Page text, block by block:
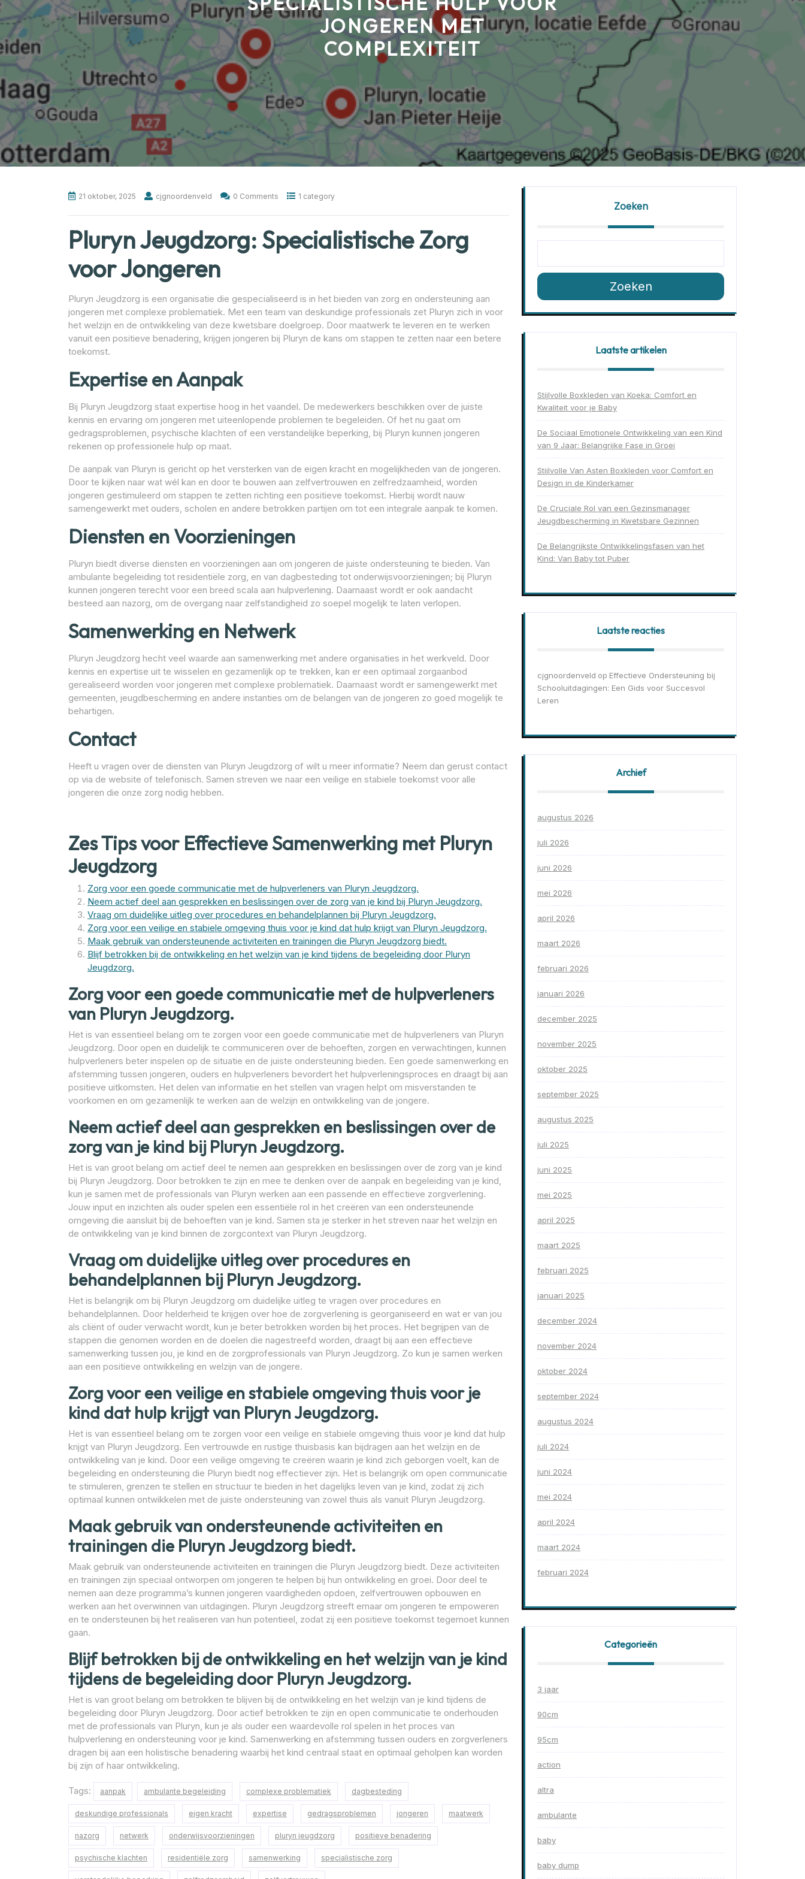
JONGEREN MET
COMPLEXITEIT
21 oktober, 2025 cjgnoordenveld 0 Comments 1 category
Pluryn Jeugdzorg: Specialistische Zorg
voor Jongeren
Pluryn Jeugdzorg is een organisatie die gespecialiseerd is in het bieden van zorg en ondersteuning aan
jongeren met complexe problematiek. Met een team van deskundige professionals zet Pluryn zich in voor
het welzijn en de ontwikkeling van deze kwetsbare doelgroep. Door maatwerk te leveren en te werken
vanuit een positieve benadering, krijgen jongeren bij Pluryn de kans om stappen te zetten naar een betere
toekomst.
Expertise en Aanpak
Bij Pluryn Jeugdzorg staat expertise hoog in het vaandel. De medewerkers beschikken over de juiste
kennis en ervaring om jongeren met uiteenlopende problemen te begeleiden. Of het nu gaat om
gedragsproblemen, psychische klachten of een verstandelijke beperking, bij Pluryn kunnen jongeren
rekenen op professionele hulp op maat.
De aanpak van Pluryn is gericht op het versterken van de eigen kracht en mogelijkheden van de jongeren.
Door te kijken naar wat wél kan en door te bouwen aan zelfvertrouwen en zelfredzaamheid, worden
jongeren gestimuleerd om stappen te zetten richting een positieve toekomst. Hierbij wordt nauw
samengewerkt met ouders, scholen en andere betrokken partijen om tot een integrale aanpak te komen.
Diensten en Voorzieningen
Pluryn biedt diverse diensten en voorzieningen aan om jongeren de juiste ondersteuning te bieden. Van
ambulante begeleiding tot residentiële zorg, en van dagbesteding tot onderwijsvoorzieningen; bij Pluryn
kunnen jongeren terecht voor een breed scala aan hulpverlening. Daarnaast wordt er ook aandacht
besteed aan nazorg, om de overgang naar zelfstandigheid zo soepel mogelijk te laten verlopen.
Samenwerking en Netwerk
Pluryn Jeugdzorg hecht veel waarde aan samenwerking met andere organisaties in het werkveld. Door
kennis en expertise uit te wisselen en gezamenlijk op te trekken, kan er een optimaal zorgaanbod
gerealiseerd worden voor jongeren met complexe problematiek. Daarnaast wordt er samengewerkt met
gemeenten, jeugdbescherming en andere instanties om de belangen van de jongeren zo goed mogelijk te
behartigen.
Contact
Heeft u vragen over de diensten van Pluryn Jeugdzorg of wilt u meer informatie? Neem dan gerust contact
op via de website of telefonisch. Samen streven we naar een veilige en stabiele toekomst voor alle
jongeren die onze zorg nodig hebben.
Zes Tips voor Effectieve Samenwerking met Pluryn
Jeugdzorg
Zorg voor een goede communicatie met de hulpverleners van Pluryn Jeugdzorg.
Neem actief deel aan gesprekken en beslissingen over de zorg van je kind bij Pluryn Jeugdzorg.
Vraag om duidelijke uitleg over procedures en behandelplannen bij Pluryn Jeugdzorg.
Zorg voor een veilige en stabiele omgeving thuis voor je kind dat hulp krijgt van Pluryn Jeugdzorg.
Maak gebruik van ondersteunende activiteiten en trainingen die Pluryn Jeugdzorg biedt.
Blijf betrokken bij de ontwikkeling en het welzijn van je kind tijdens de begeleiding door Pluryn
Jeugdzorg.
Zorg voor een goede communicatie met de hulpverleners
van Pluryn Jeugdzorg.
Het is van essentieel belang om te zorgen voor een goede communicatie met de hulpverleners van Pluryn
Jeugdzorg. Door open en duidelijk te communiceren over de behoeften, zorgen en verwachtingen, kunnen
hulpverleners beter inspelen op de situatie en de juiste ondersteuning bieden. Een goede samenwerking en
afstemming tussen jongeren, ouders en hulpverleners bevordert het hulpverleningsproces en draagt bij aan
positieve uitkomsten. Het delen van informatie en het stellen van vragen helpt om misverstanden te
voorkomen en om gezamenlijk te werken aan de welzijn en ontwikkeling van de jongere.
Neem actief deel aan gesprekken en beslissingen over de
zorg van je kind bij Pluryn Jeugdzorg.
Het is van groot belang om actief deel te nemen aan gesprekken en beslissingen over de zorg van je kind
bij Pluryn Jeugdzorg. Door betrokken te zijn en mee te denken over de aanpak en begeleiding van je kind,
kun je samen met de professionals van Pluryn werken aan een passende en effectieve zorgverlening.
Jouw input en inzichten als ouder spelen een essentiële rol in het creëren van een ondersteunende
omgeving die aansluit bij de behoeften van je kind. Samen sta je sterker in het streven naar het welzijn en
de ontwikkeling van je kind binnen de zorgcontext van Pluryn Jeugdzorg.
Vraag om duidelijke uitleg over procedures en
behandelplannen bij Pluryn Jeugdzorg.
Het is belangrijk om bij Pluryn Jeugdzorg om duidelijke uitleg te vragen over procedures en
behandelplannen. Door helderheid te krijgen over hoe de zorgverlening is georganiseerd en wat er van jou
als cliënt of ouder verwacht wordt, kun je beter betrokken worden bij het proces. Het begrijpen van de
stappen die genomen worden en de doelen die nagestreefd worden, draagt bij aan een effectieve
samenwerking tussen jou, je kind en de zorgprofessionals van Pluryn Jeugdzorg. Zo kun je samen werken
aan een positieve ontwikkeling en welzijn van de jongere.
Zorg voor een veilige en stabiele omgeving thuis voor je
kind dat hulp krijgt van Pluryn Jeugdzorg.
Het is van essentieel belang om te zorgen voor een veilige en stabiele omgeving thuis voor je kind dat hulp
krijgt van Pluryn Jeugdzorg. Een vertrouwde en rustige thuisbasis kan bijdragen aan het welzijn en de
ontwikkeling van je kind. Door een veilige omgeving te creëren waarin je kind zich geborgen voelt, kan de
begeleiding en ondersteuning die Pluryn biedt nog effectiever zijn. Het is belangrijk om open communicatie
te stimuleren, grenzen te stellen en structuur te bieden in het dagelijks leven van je kind, zodat zij zich
optimaal kunnen ontwikkelen met de juiste ondersteuning van zowel thuis als vanuit Pluryn Jeugdzorg.
Maak gebruik van ondersteunende activiteiten en
trainingen die Pluryn Jeugdzorg biedt.
Maak gebruik van ondersteunende activiteiten en trainingen die Pluryn Jeugdzorg biedt. Deze activiteiten
en trainingen zijn speciaal ontworpen om jongeren te helpen bij hun ontwikkeling en groei. Door deel te
nemen aan deze programma’s kunnen jongeren vaardigheden opdoen, zelfvertrouwen opbouwen en
werken aan het overwinnen van uitdagingen. Pluryn Jeugdzorg streeft ernaar om jongeren te empoweren
en te ondersteunen bij het realiseren van hun potentieel, zodat zij een positieve toekomst tegemoet kunnen
gaan.
Blijf betrokken bij de ontwikkeling en het welzijn van je kind
tijdens de begeleiding door Pluryn Jeugdzorg.
Het is van groot belang om betrokken te blijven bij de ontwikkeling en het welzijn van je kind tijdens de
begeleiding door Pluryn Jeugdzorg. Door actief betrokken te zijn en open communicatie te onderhouden
met de professionals van Pluryn, kun je als ouder een waardevolle rol spelen in het proces van
hulpverlening en ondersteuning voor je kind. Samenwerking en afstemming tussen ouders en zorgverleners
dragen bij aan een holistische benadering waarbij het kind centraal staat en optimaal geholpen kan worden
bij zijn of haar ontwikkeling.
Tags: aanpak ambulante begeleiding complexe problematiek dagbesteding
deskundige professionals eigen kracht expertise gedragsproblemen jongeren maatwerk
nazorg netwerk onderwijsvoorzieningen pluryn jeugdzorg positieve benadering
psychische klachten residentiële zorg samenwerking specialistische zorg
Zoeken
Zoeken
Laatste artikelen
Stijlvolle Boxkleden van Koeka: Comfort en
Kwaliteit voor je Baby
De Sociaal Emotionele Ontwikkeling van een Kind
van 9 Jaar: Belangrijke Fase in Groei
Stijlvolle Van Asten Boxkleden voor Comfort en
Design in de Kinderkamer
De Cruciale Rol van een Gezinsmanager
Jeugdbescherming in Kwetsbare Gezinnen
De Belangrijkste Ontwikkelingsfasen van het
Kind: Van Baby tot Puber
Laatste reacties
cjgnoordenveld op Effectieve Ondersteuning bij
Schooluitdagingen: Een Gids voor Succesvol
Leren
Archief
augustus 2026
juli 2026
juni 2026
mei 2026
april 2026
maart 2026
februari 2026
januari 2026
december 2025
november 2025
oktober 2025
september 2025
augustus 2025
juli 2025
juni 2025
mei 2025
april 2025
maart 2025
februari 2025
januari 2025
december 2024
november 2024
oktober 2024
september 2024
augustus 2024
juli 2024
juni 2024
mei 2024
april 2024
maart 2024
februari 2024
Categorieën
3 jaar
90cm
95cm
action
altra
ambulante
baby
baby dump